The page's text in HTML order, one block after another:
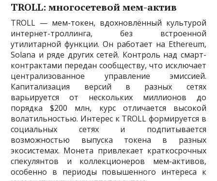
TROLL: многосетевой мем-актив
TROLL — мем-токен, вдохновлённый культурой
интернет-троллинга, без встроенной
утилитарной функции. Он работает на Ethereum,
Solana и ряде других сетей. Контроль над смарт-
контрактами передан сообществу, что исключает
централизованное управление эмиссией.
Капитализация версий в разных сетях
варьируется от нескольких миллионов до
порядка $200 млн, курс отличается высокой
волатильностью. Интерес к TROLL формируется в
социальных сетях и подпитывается
возможностью выпуска токена в разных
экосистемах. Монета привлекает краткосрочных
спекулянтов и коллекционеров мем-активов,
особенно в периоды повышенного интереса к